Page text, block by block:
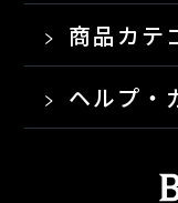
商品カテ
ヘルプ・